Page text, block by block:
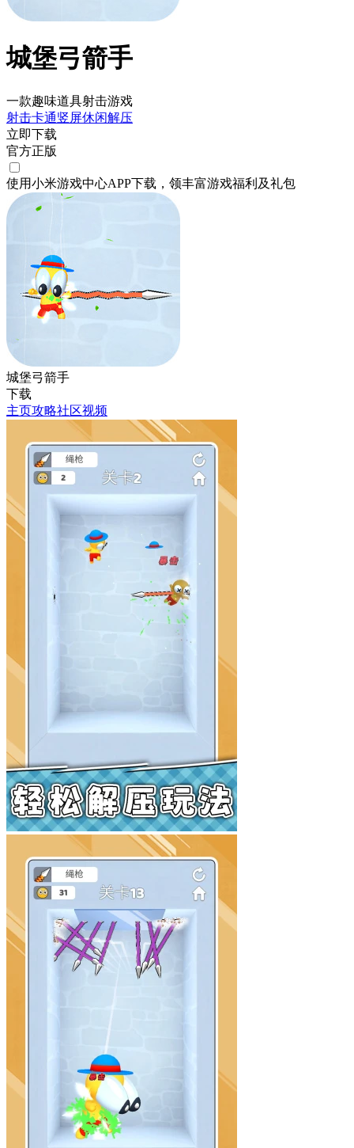
城堡弓箭手
一款趣味道具射击游戏
射击卡通竖屏休闲解压
立即下载
官方正版
使用小米游戏中心APP下载 ，领丰富游戏福利 及礼包
城堡弓箭手
下载
主页攻略社区视频